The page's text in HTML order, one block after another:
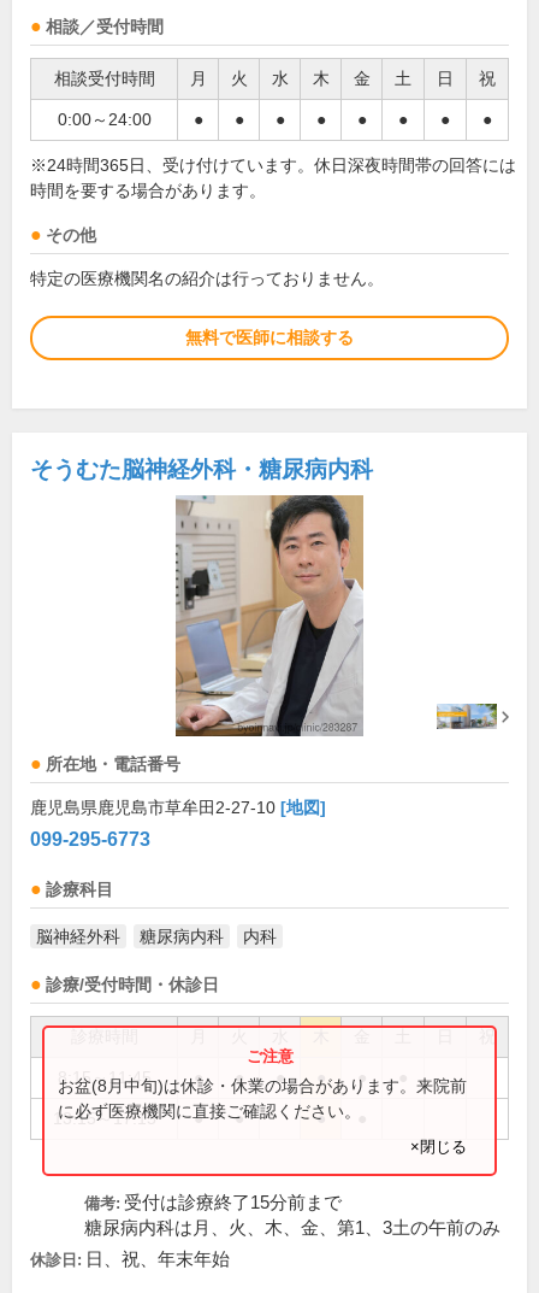
相談／受付時間
相談受付時間 月 火 水 木 金 土 日 祝
0:00～24:00 ● ● ● ● ● ● ● ●
※24時間365日、受け付けています。休日深夜時間帯の回答には
時間を要する場合があります。
その他
特定の医療機関名の紹介は行っておりません。
無料で医師に相談する
そうむた脳神経外科・糖尿病内科
所在地・電話番号
鹿児島県鹿児島市草牟田2-27-10 [地図]
099-295-6773
診療科目
脳神経外科 糖尿病内科 内科
診療/受付時間・休診日
祝
8:15～11:45 ● ● ● ● ●
13:15～17:15 ● ● ●
お盆(8月中旬)は休診・休業の場合があります。来院前
に必ず医療機関に直接ご確認ください。
×閉じる
備考: 受付は診療終了15分前まで
糖尿病内科は月、火、木、金、第1、3土の午前のみ
休診日: 日、祝、年末年始